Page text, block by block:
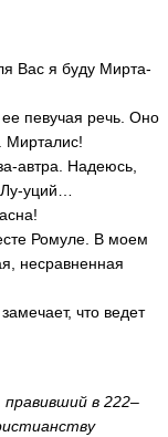
Вас я буду Мирта-
певучая речь. Оно
Мирталис!
автра. Надеюсь,
уций…
Ромуле. В моем
несравненная
что ведет
в 222–